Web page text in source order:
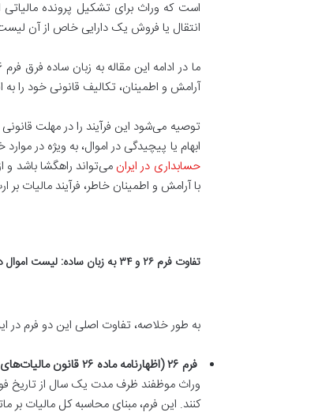
انتقال یا فروش یک دارایی خاص از آن
آرامش و اطمینان، تکالیف قانونی خود را به
توصیه می‌شود این فرآیند را در مهلت
ابهام یا پیچیدگی در اموال، به ویژه در
حسابداری در ایران می‌تواند راهگشا باشد و
با آرامش و اطمینان خاطر، فرآیند مالیات بر
تفاوت فرم ۲۶ و ۳۴ به زبان ساده: لیست اموال در مقابل مجوز انتقال
به طور خلاصه، تفاوت اصلی این دو فرم در
فرم ۲۶ (اظهارنامه ماده ۲۶ قانون مالیات‌های مستقیم)
وراث موظفند ظرف مدت یک سال از تاریخ
کنند. این فرم، مبنای محاسبه کل مالیات